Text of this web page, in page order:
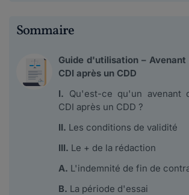
Sommaire
Guide d'utilisation – Avenant
CDI après un CDD
I. Qu'est-ce qu'un avenant
CDI après un CDD ?
II. Les conditions de validité
III. Le + de la rédaction
A. L'indemnité de fin de
B. La période d'essai